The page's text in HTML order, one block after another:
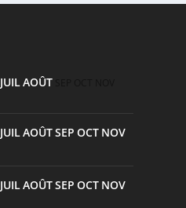
JUILAOÛT
JUILAOÛTSEP OCT NOV
JUILAOÛTSEP OCT NOV